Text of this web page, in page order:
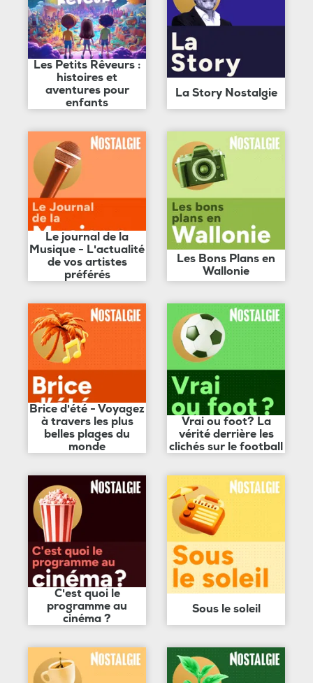
Les Petits Rêveurs :
histoires et
aventures pour
enfants
La Story Nostalgie
Le journal de la
Musique - L'actualité
de vos artistes
préférés
Les Bons Plans en
Wallonie
Brice d'été - Voyagez
à travers les plus
belles plages du
monde
Vrai ou foot? La
vérité derrière les
clichés sur le football
C'est quoi le
programme au
cinéma ?
Sous le soleil